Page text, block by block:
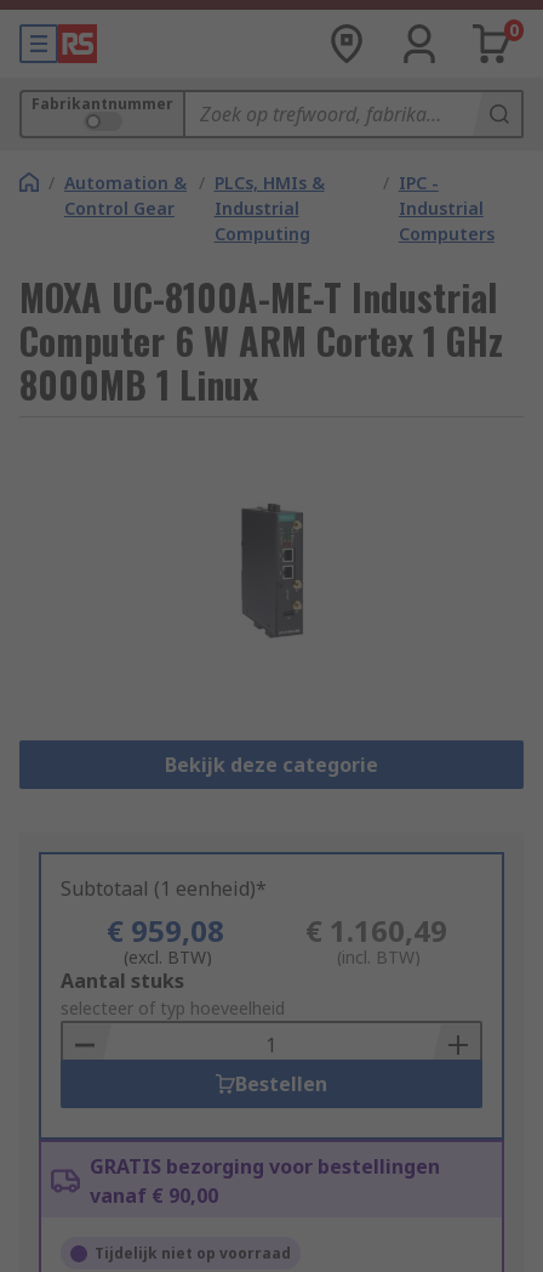
0
Fabrikantnummer
/ Automation &
Control Gear
/ PLCs, HMIs &
Industrial
Computing
/ IPC -
Industrial
Computers
MOXA UC-8100A-ME-T Industrial
Computer 6 W ARM Cortex 1 GHz
8000MB 1 Linux
Bekijk deze categorie
Subtotaal (1 eenheid)*
€ 959,08
(excl. BTW)
€ 1.160,49
(incl. BTW)
Add
to
Basket
Aantal stuks
selecteer of typ hoeveelheid
Bestellen
GRATIS bezorging voor bestellingen
vanaf € 90,00
Tijdelijk niet op voorraad